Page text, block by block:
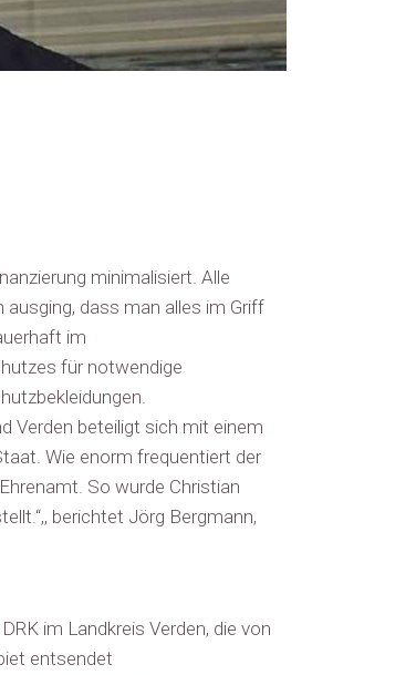
minimalisiert. Alle
dass man alles im Griff
im
für notwendige
Verden beteiligt sich mit einem
Wie enorm frequentiert der
So wurde Christian
berichtet Jörg Bergmann,
im Landkreis Verden, die von
entsendet